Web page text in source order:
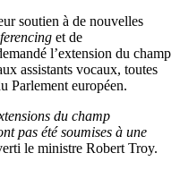
soutien à de nouvelles
et de
l’extension du champ
assistants vocaux, toutes
Parlement européen.
du champ
pas été soumises à une
le ministre Robert Troy.